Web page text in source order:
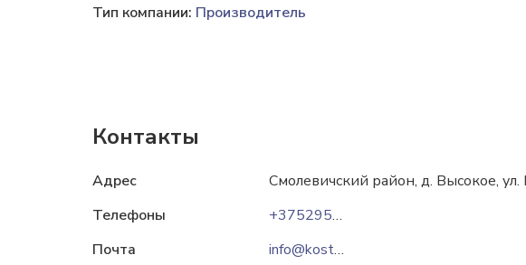
Тип компании: Производитель
Контакты
Адрес
Смолевичский район, д. Высокое, ул.
Телефоны
+375295563349
Почта
info@kostka.by